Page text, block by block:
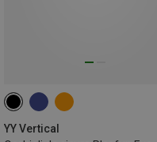
YY Vertical